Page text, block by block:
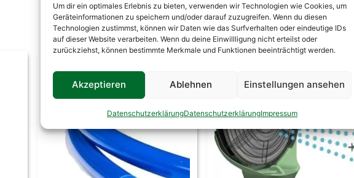
Um dir ein optimales Erlebnis zu bieten, verwenden wir Technologien wie Cookies, um
Geräteinformationen zu speichern und/oder darauf zuzugreifen. Wenn du diesen
Technologien zustimmst, können wir Daten wie das Surfverhalten oder eindeutige IDs
auf dieser Website verarbeiten. Wenn du deine Einwillligung nicht erteilst oder
zurückziehst, können bestimmte Merkmale und Funktionen beeinträchtigt werden.
Akzeptieren Ablehnen Einstellungen ansehen
DatenschutzerklärungDatenschutzerklärungImpressum